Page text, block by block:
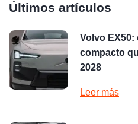
Últimos artículos
Volvo EX50:
compacto
2028
Leer más